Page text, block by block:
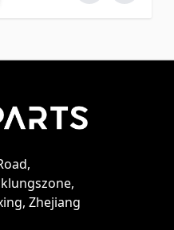
Zhejiang